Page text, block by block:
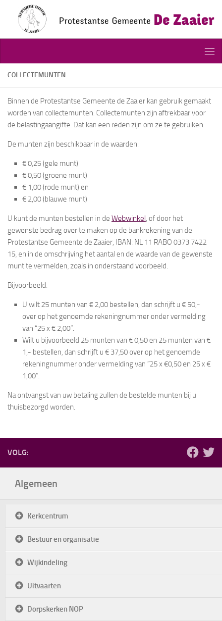
Doorgaan naar inhoud
COLLECTEMUNTEN
Binnen de Protestantse Gemeente de Zaaier kan gebruik gemaakt
worden van collectemunten. Collectemunten zijn aftrekbaar voor
de belastingaangifte. Dat kan een reden zijn om ze te gebruiken.
De munten zijn beschikbaar in de waarden:
€ 0,25 (gele munt)
€ 0,50 (groene munt)
€ 1,00 (rode munt) en
€ 2,00 (blauwe munt)
U kunt de munten bestellen in de Webwinkel, of door het
gewenste bedrag over te maken op de bankrekening van de
Protestantse Gemeente de Zaaier, IBAN: NL 11 RABO 0373 7422
15, en in de omschrijving het aantal en de waarde van de gewenste
munt te vermelden, zoals in onderstaand voorbeeld.
Bijvoorbeeld:
U wilt 25 munten van € 2,00 bestellen, dan schrijft u € 50,-
over op het genoemde rekeningnummer onder vermelding
van “25 x € 2,00”.
Wilt u bijvoorbeeld 25 munten van € 0,50 en 25 munten van €
1,- bestellen, dan schrijft u € 37,50 over op het genoemde
rekeningnummer onder vermelding van “25 x €0,50 en 25 x €
1,00”.
Na ontvangst van uw betaling zullen de bestelde munten bij u
thuisbezorgd worden.
VOLG:
Algemeen
Kerkcentrum
Bestuur en organisatie
Wijkindeling
Uitvaarten
Dorpskerken NOP